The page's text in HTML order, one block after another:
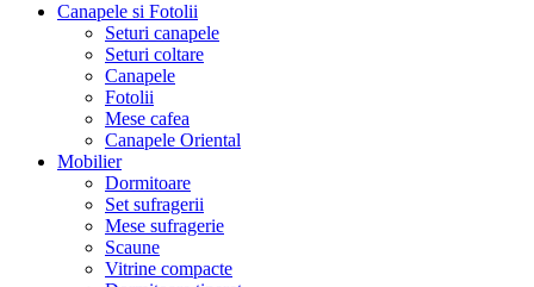
Canapele si Fotolii
Seturi canapele
Seturi coltare
Canapele
Fotolii
Mese cafea
Canapele Oriental
Mobilier
Dormitoare
Set sufragerii
Mese sufragerie
Scaune
Vitrine compacte